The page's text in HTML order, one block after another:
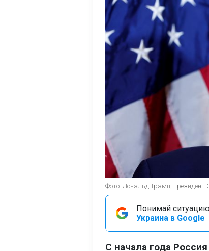
Фото: Дональд Трамп, президент
Понимай
Украина в Google
С начала года